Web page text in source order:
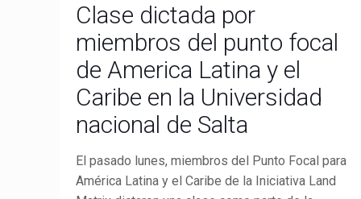
Clase dictada por
miembros del punto focal
de America Latina y el
Caribe en la Universidad
nacional de Salta
El pasado lunes, miembros del Punto Focal para
América Latina y el Caribe de la Iniciativa Land
LandMatrix